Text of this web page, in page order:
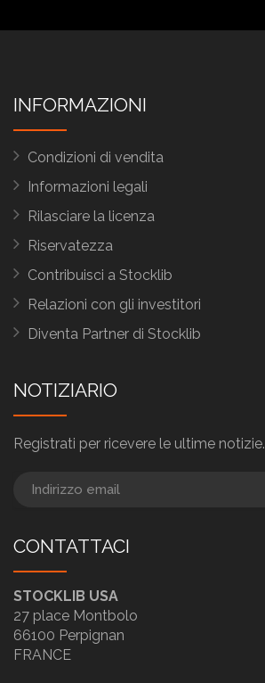
INFORMAZIONI
Condizioni di vendita
Informazioni legali
Rilasciare la licenza
Riservatezza
Contribuisci a Stocklib
Relazioni con gli investitori
Diventa Partner di Stocklib
NOTIZIARIO
Registrati per ricevere le ultime notizie.
CONTATTACI
STOCKLIB USA
27 place Montbolo
66100 Perpignan
FRANCE